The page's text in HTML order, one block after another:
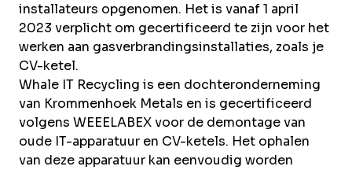
installateurs opgenomen. Het is vanaf 1 april
2023 verplicht om gecertificeerd te zijn voor het
werken aan gasverbrandingsinstallaties, zoals je
CV-ketel.
Whale IT Recycling is een dochteronderneming
van Krommenhoek Metals en is gecertificeerd
volgens WEEELABEX voor de demontage van
oude IT-apparatuur en CV-ketels. Het ophalen
van deze apparatuur kan eenvoudig worden